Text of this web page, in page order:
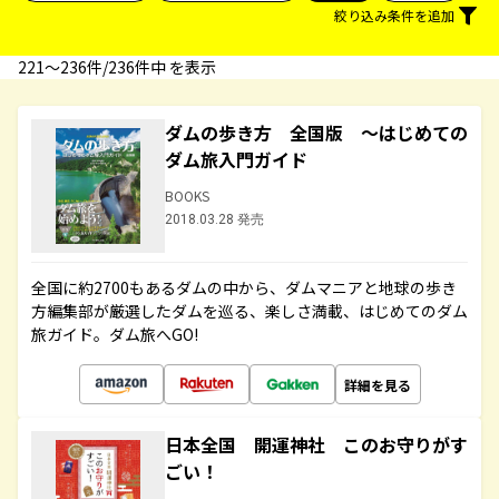
絞り込み条件を追加
221〜236件/236件中 を表示
ダムの歩き方 全国版 ～はじめての
ダム旅入門ガイド
BOOKS
2018.03.28 発売
全国に約2700もあるダムの中から、ダムマニアと地球の歩き
方編集部が厳選したダムを巡る、楽しさ満載、はじめてのダム
旅ガイド。ダム旅へGO!
詳細を見る
日本全国 開運神社 このお守りがす
ごい！